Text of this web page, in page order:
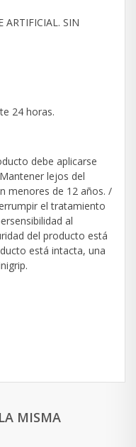
ARTIFICIAL. SIN
24 horas.
debe aplicarse
lejos del
menores de 12 años. /
el tratamiento
al
del producto está
está intacta, una
MISMA